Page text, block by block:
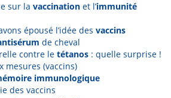
sur lavaccination et l’immunité
épousé l’idée desvaccins
de cheval
contre letétanos : quelle surprise !
mesures (vaccins)
immunologique
des vaccins